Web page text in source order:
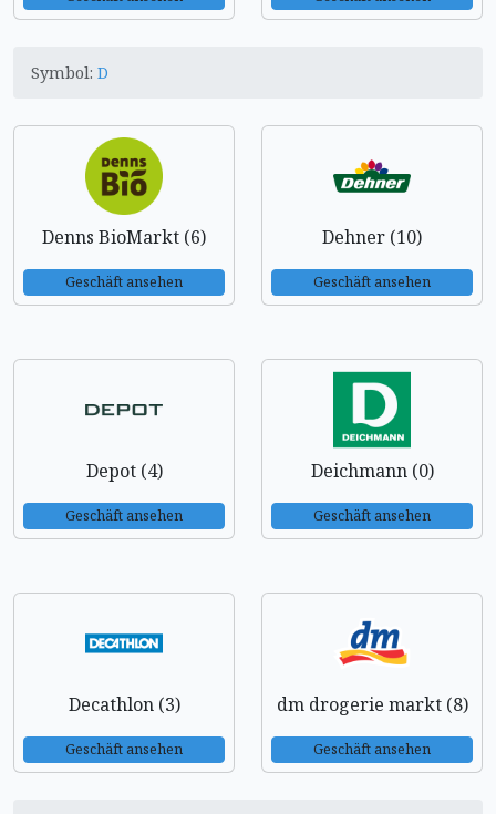
Symbol: D
Denns BioMarkt (6)
Geschäft ansehen
Dehner (10)
Geschäft ansehen
Depot (4)
Geschäft ansehen
Deichmann (0)
Geschäft ansehen
Decathlon (3)
Geschäft ansehen
dm drogerie markt (8)
Geschäft ansehen